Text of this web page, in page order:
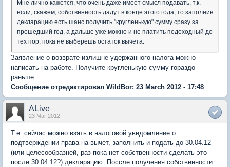
Мне лично кажется, что очень даже имеет смысл подавать, т.к.
если, скажем, собственность дадут в конце этого года, то заполнив
декларацию есть шанс получить "кругленькую" сумму сразу за
прошедший год, а дальше уже можно и не платить подоходный до
тех пор, пока не выберешь остаток вычета.
Заявление о возврате излишне-удержанного налога можно
написать на работе. Получите кругленькую сумму гораздо
раньше.
Сообщение отредактировал WildBor: 23 March 2012 - 17:48
ALive
23 Mar 2012
Т.е. сейчас можно взять в налоговой уведомление о
подтверждении права на вычет, заполнить и подать до 30.04.12
(или целесообразней, раз пока нет собственности сделать это
после 30.04.12?) декларацию. Поссле получения собственности